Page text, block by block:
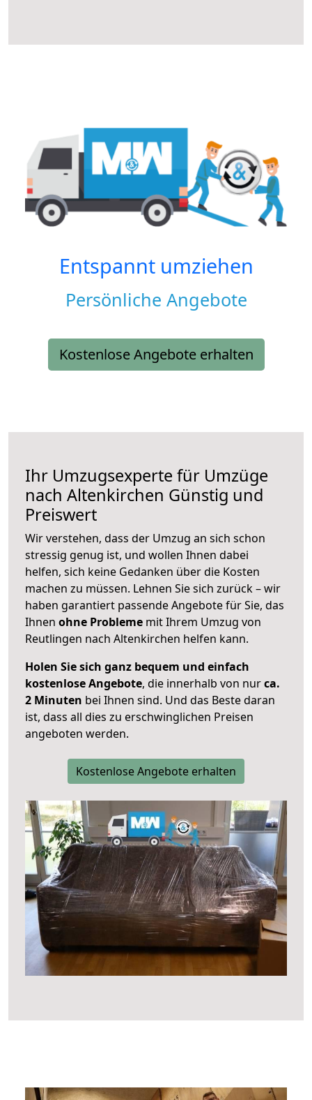
Entspannt umziehen
Persönliche Angebote
Kostenlose Angebote erhalten
Ihr Umzugsexperte für Umzüge
nach Altenkirchen Günstig und
Preiswert
Wir verstehen, dass der Umzug an sich schon
stressig genug ist, und wollen Ihnen dabei
helfen, sich keine Gedanken über die Kosten
machen zu müssen. Lehnen Sie sich zurück – wir
haben garantiert passende Angebote für Sie, das
Ihnen ohne Probleme mit Ihrem Umzug von
Reutlingen nach Altenkirchen helfen kann.
Holen Sie sich ganz bequem und einfach
kostenlose Angebote, die innerhalb von nurca.
2 Minuten bei Ihnen sind. Und das Beste daran
ist, dass all dies zu erschwinglichen Preisen
angeboten werden.
Kostenlose Angebote erhalten